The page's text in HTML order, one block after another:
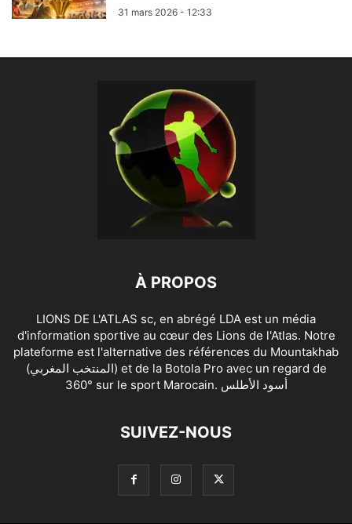
31 mars 2026 - 12:33
À PROPOS
LIONS DE L'ATLAS sc, en abrégé LDA est un média
d'information sportive au cœur des Lions de l'Atlas. Notre
plateforme est l'alternative des références du Mountakhab
(المنتخب المغربي) et de la Botola Pro avec un regard de
360° sur le sport Marocain. أسود الأطلس
SUIVEZ-NOUS